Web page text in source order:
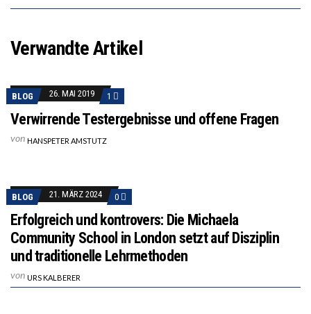
Verwandte Artikel
BLOG 26. MAI 2019 1
Verwirrende Testergebnisse und offene Fragen
von HANSPETER AMSTUTZ
BLOG 21. MÄRZ 2024 0
Erfolgreich und kontrovers: Die Michaela
Community School in London setzt auf Disziplin
und traditionelle Lehrmethoden
von URS KALBERER